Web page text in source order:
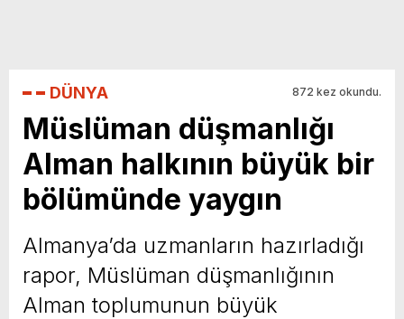
DÜNYA 872 kez okundu.
Müslüman düşmanlığı
Alman halkının büyük bir
bölümünde yaygın
Almanya’da uzmanların hazırladığı
rapor, Müslüman düşmanlığının
Alman toplumunun büyük